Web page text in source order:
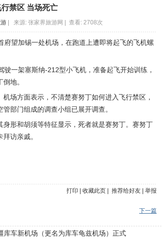
禁区 当场死亡
| 来源: 张家界旅游网 | 查看: 2708次
望加锡一处机场，在跑道上遭即将起飞的飞机螺
一架塞斯纳-212型小飞机，准备起飞开始训练，
地。
方面表示，不清楚赛努丁如何进入飞行禁区，
部门组成的调查小组已展开调查。
形和胡须等特征显示，死者就是赛努丁。赛努丁
访亲戚。
打印 收藏此页 推荐给好友 举报
下一篇
库车新机场（更名为库车龟兹机场）正式